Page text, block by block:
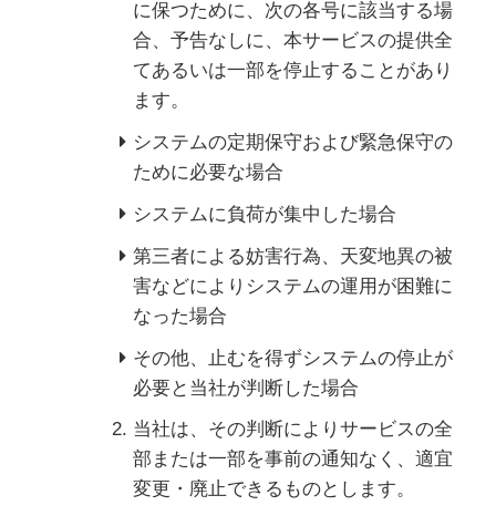
に保つために、次の各号に該当する場
合、予告なしに、本サービスの提供全
てあるいは一部を停止することがあり
ます。
システムの定期保守および緊急保守の
ために必要な場合
システムに負荷が集中した場合
第三者による妨害行為、天変地異の被
害などによりシステムの運用が困難に
なった場合
その他、止むを得ずシステムの停止が
必要と当社が判断した場合
当社は、その判断によりサービスの全
部または一部を事前の通知なく、適宜
変更・廃止できるものとします。